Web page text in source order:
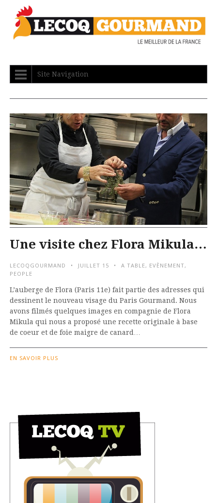
Site Navigation
Une visite chez Flora Mikula…
LECOQGOURMAND JUILLET 15 A TABLE, EVÈNEMENT,
PEOPLE
L’auberge de Flora (Paris 11e) fait partie des adresses qui
dessinent le nouveau visage du Paris Gourmand. Nous
avons filmés quelques images en compagnie de Flora
Mikula qui nous a proposé une recette originale à base
de coeur et de foie maigre de canard…
EN SAVOIR PLUS